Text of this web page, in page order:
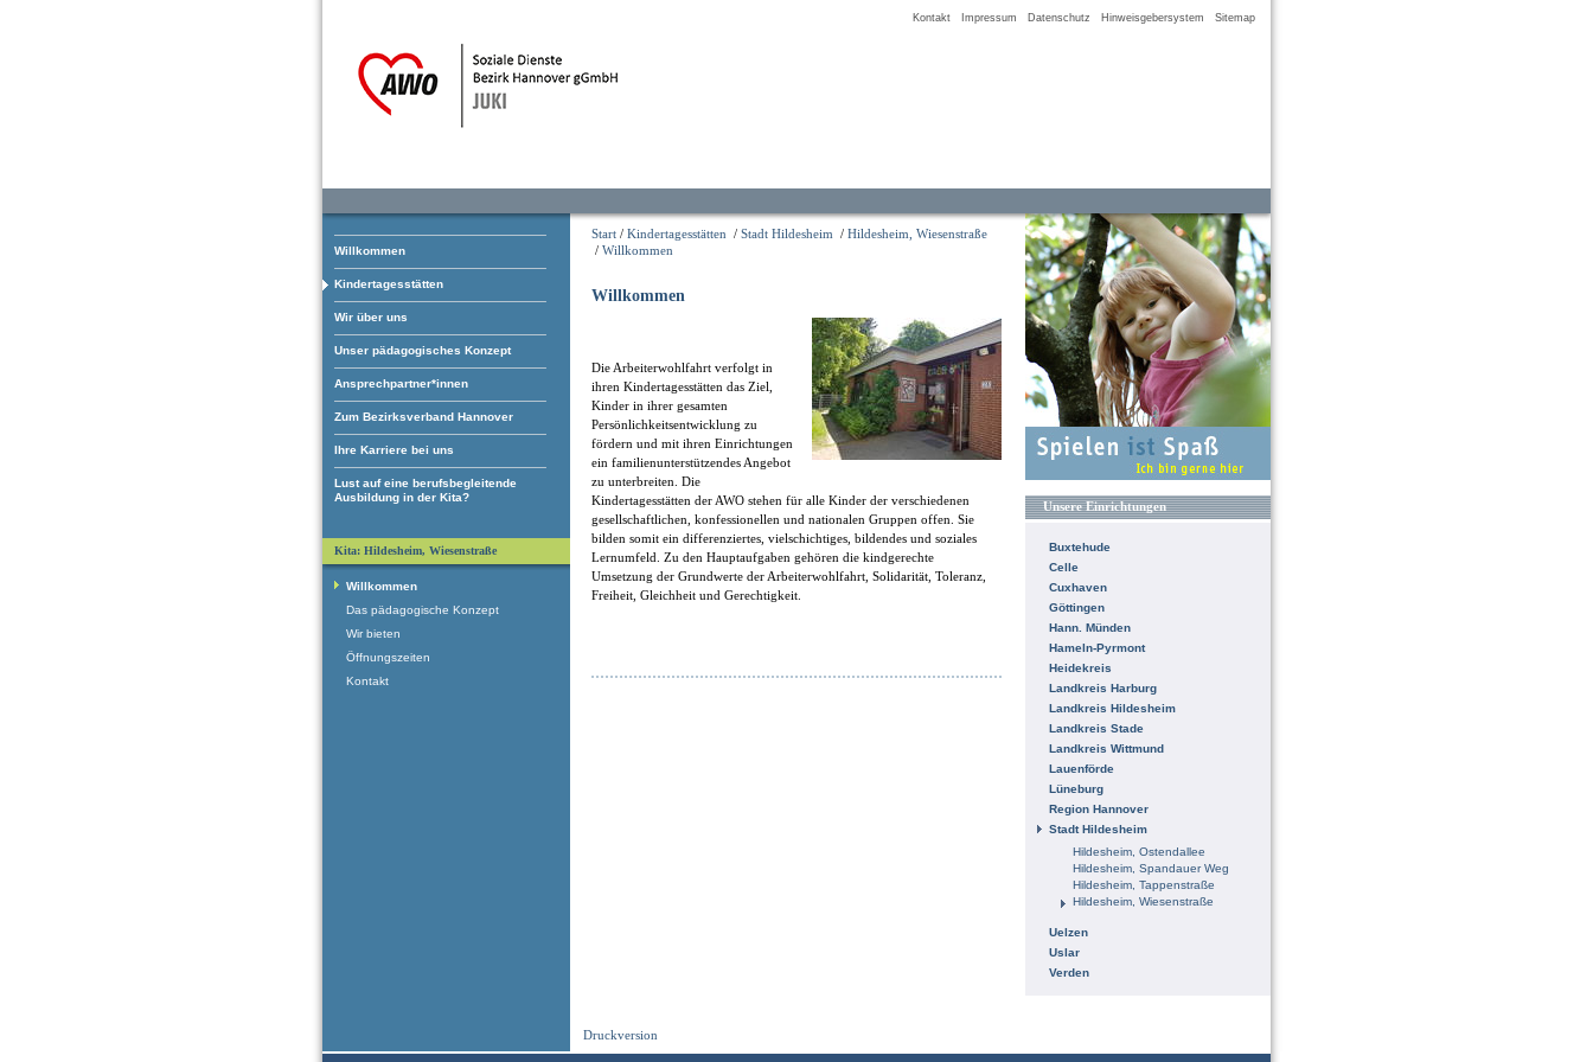
Kontakt Impressum Datenschutz Hinweisgebersystem Sitemap
Willkommen
Kindertagesstätten
Wir über uns
Unser pädagogisches Konzept
Ansprechpartner*innen
Zum Bezirksverband Hannover
Ihre Karriere bei uns
Lust auf eine berufsbegleitende
Ausbildung in der Kita?
Start / Kindertagesstätten / Stadt Hildesheim / Hildesheim, Wiesenstraße
/ Willkommen
Willkommen
Die Arbeiterwohlfahrt verfolgt in
ihren Kindertagesstätten das Ziel,
Kinder in ihrer gesamten
Persönlichkeitsentwicklung zu
fördern und mit ihren Einrichtungen
ein familienunterstützendes Angebot
zu unterbreiten. Die
Kindertagesstätten der AWO stehen für alle Kinder der verschiedenen
gesellschaftlichen, konfessionellen und nationalen Gruppen offen. Sie
bilden somit ein differenziertes, vielschichtiges, bildendes und soziales
Lernumfeld. Zu den Hauptaufgaben gehören die kindgerechte
Umsetzung der Grundwerte der Arbeiterwohlfahrt, Solidarität, Toleranz,
Freiheit, Gleichheit und Gerechtigkeit.
Unsere Einrichtungen
Buxtehude
Celle
Cuxhaven
Göttingen
Hann. Münden
Hameln-Pyrmont
Heidekreis
Landkreis Harburg
Landkreis Hildesheim
Landkreis Stade
Landkreis Wittmund
Lauenförde
Lüneburg
Region Hannover
Stadt Hildesheim
Hildesheim, Ostendallee
Hildesheim, Spandauer Weg
Hildesheim, Tappenstraße
Hildesheim, Wiesenstraße
Uelzen
Uslar
Verden
Druckversion
Kita: Hildesheim, Wiesenstraße
Willkommen
Das pädagogische Konzept
Wir bieten
Öffnungszeiten
Kontakt